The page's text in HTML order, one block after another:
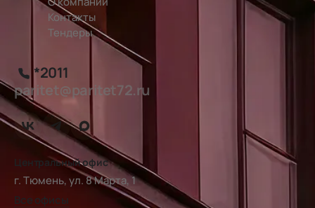
Контакты
Тендеры
*2011
paritet@paritet72.ru
Центральный офис
г. Тюмень, ул. 8 Марта, 1
Все офисы